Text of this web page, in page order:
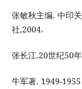
张敏秋主编. 中印
社,2004.
张长江.20世纪50
牛军著. 1949-